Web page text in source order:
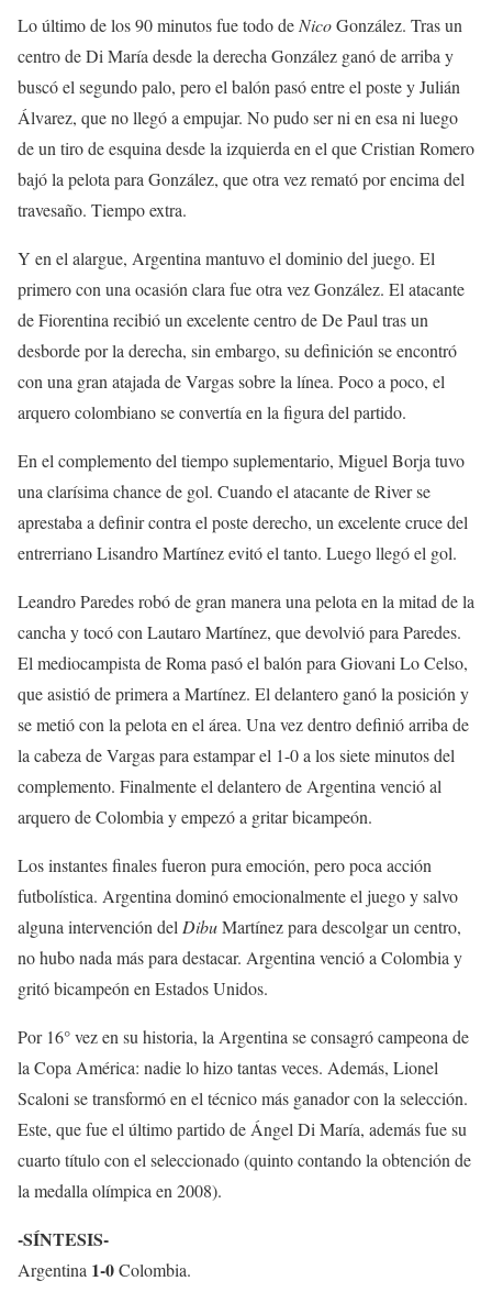
Lo último de los 90 minutos fue todo de NicoGonzález. Tras un
centro de Di María desde la derecha González ganó de arriba y
buscó el segundo palo, pero el balón pasó entre el poste y Julián
Álvarez, que no llegó a empujar. No pudo ser ni en esa ni luego
de un tiro de esquina desde la izquierda en el que Cristian Romero
bajó la pelota para González, que otra vez remató por encima del
travesaño. Tiempo extra.
Y en el alargue, Argentina mantuvo el dominio del juego. El
primero con una ocasión clara fue otra vez González. El atacante
de Fiorentina recibió un excelente centro de De Paul tras un
desborde por la derecha, sin embargo, su definición se encontró
con una gran atajada de Vargas sobre la línea. Poco a poco, el
arquero colombiano se convertía en la figura del partido.
En el complemento del tiempo suplementario, Miguel Borja tuvo
una clarísima chance de gol. Cuando el atacante de River se
aprestaba a definir contra el poste derecho, un excelente cruce del
entrerriano Lisandro Martínez evitó el tanto. Luego llegó el gol.
Leandro Paredes robó de gran manera una pelota en la mitad de la
cancha y tocó con Lautaro Martínez, que devolvió para Paredes.
El mediocampista de Roma pasó el balón para Giovani Lo Celso,
que asistió de primera a Martínez. El delantero ganó la posición y
se metió con la pelota en el área. Una vez dentro definió arriba de
la cabeza de Vargas para estampar el 1-0 a los siete minutos del
complemento. Finalmente el delantero de Argentina venció al
arquero de Colombia y empezó a gritar bicampeón.
Los instantes finales fueron pura emoción, pero poca acción
futbolística. Argentina dominó emocionalmente el juego y salvo
alguna intervención del DibuMartínez para descolgar un centro,
no hubo nada más para destacar. Argentina venció a Colombia y
gritó bicampeón en Estados Unidos.
Por 16° vez en su historia, la Argentina se consagró campeona de
la Copa América: nadie lo hizo tantas veces. Además, Lionel
Scaloni se transformó en el técnico más ganador con la selección.
Este, que fue el último partido de Ángel Di María, además fue su
cuarto título con el seleccionado (quinto contando la obtención de
la medalla olímpica en 2008).
-SÍNTESIS-
Argentina 1-0Colombia.